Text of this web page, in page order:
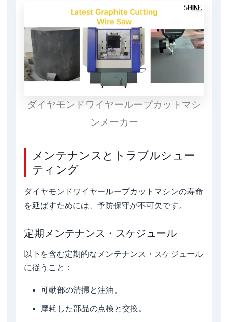
ダイヤモンドワイヤーループカットマシ
ンメーカー
メンテナンスとトラブルシュー
ティング
ダイヤモンドワイヤーループカットマシンの寿命
を延ばすためには、予防保守が不可欠です。
定期メンテナンス・スケジュール
以下を含む定期的なメンテナンス・スケジュール
に従うこと：
可動部の清掃と注油。
摩耗した部品の点検と交換。